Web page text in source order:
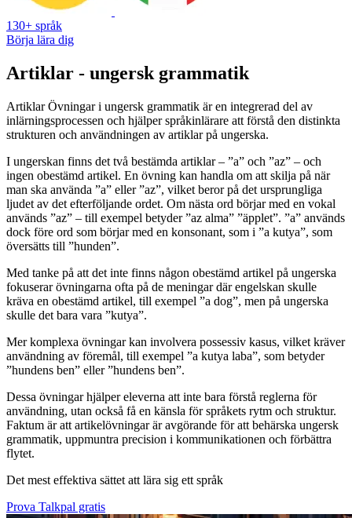
130+ språk
Börja lära dig
Artiklar - ungersk grammatik
Artiklar Övningar i ungersk grammatik är en integrerad del av
inlärningsprocessen och hjälper språkinlärare att förstå den distinkta
strukturen och användningen av artiklar på ungerska.
I ungerskan finns det två bestämda artiklar – ”a” och ”az” – och
ingen obestämd artikel. En övning kan handla om att skilja på när
man ska använda ”a” eller ”az”, vilket beror på det ursprungliga
ljudet av det efterföljande ordet. Om nästa ord börjar med en vokal
används ”az” – till exempel betyder ”az alma” ”äpplet”. ”a” används
dock före ord som börjar med en konsonant, som i ”a kutya”, som
översätts till ”hunden”.
Med tanke på att det inte finns någon obestämd artikel på ungerska
fokuserar övningarna ofta på de meningar där engelskan skulle
kräva en obestämd artikel, till exempel ”a dog”, men på ungerska
skulle det bara vara ”kutya”.
Mer komplexa övningar kan involvera possessiv kasus, vilket kräver
användning av föremål, till exempel ”a kutya laba”, som betyder
”hundens ben” eller ”hundens ben”.
Dessa övningar hjälper eleverna att inte bara förstå reglerna för
användning, utan också få en känsla för språkets rytm och struktur.
Faktum är att artikelövningar är avgörande för att behärska ungersk
grammatik, uppmuntra precision i kommunikationen och förbättra
flytet.
Det mest effektiva sättet att lära sig ett språk
Prova Talkpal gratis